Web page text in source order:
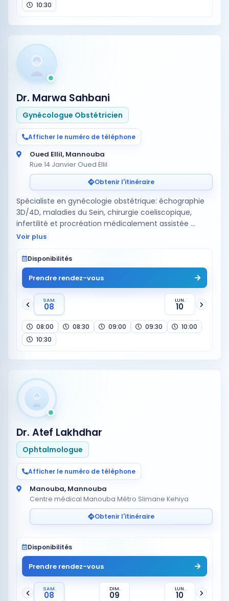
10:30
Dr. Marwa Sahbani
Gynécologue Obstétricien
Afficher le numéro de téléphone
Oued Ellil, Mannouba
Rue 14 Janvier Oued Ellil
Obtenir l'itinéraire
Spécialiste en gynécologie obstétrique: échographie
3D/4D, maladies du Sein, chirurgie coeliscopique,
infertilité et procréation médicalement assistée
gynécologie obstétrique, chirurgie nodules des seins,
Voir plus
Disponibilités
Prendre rendez-vous
SAM.
08
LUN.
10
08:00 08:30 09:00 09:30
10:00
10:30
Dr. Atef Lakhdhar
Ophtalmologue
Afficher le numéro de téléphone
Manouba, Mannouba
Centre médical Manouba Métro Slimane Kehiya
Obtenir l'itinéraire
Disponibilités
Prendre rendez-vous
SAM.
08
DIM.
09
LUN.
10